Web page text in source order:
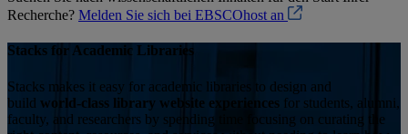
Recherche? Melden Sie sich bei EBSCOhost an
Stacks for Academic Libraries
Stacks makes it easy for academic libraries to design and
build world-class library website experiences for students, alumni,
faculty, and researchers by spending time focusing on curating the